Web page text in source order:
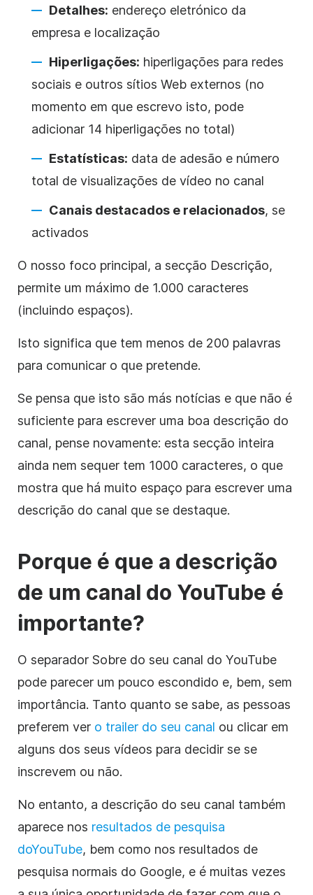
Detalhes: endereço eletrónico da
empresa e localização
Hiperligações: hiperligações para redes
sociais e outros sítios Web externos (no
momento em que escrevo isto, pode
adicionar 14 hiperligações no total)
Estatísticas: data de adesão e número
total de visualizações de vídeo no canal
Canais destacados e relacionados, se
activados
O nosso foco principal, a secção Descrição,
permite um máximo de 1.000 caracteres
(incluindo espaços).
Isto significa que tem menos de 200 palavras
para comunicar o que pretende.
Se pensa que isto são más notícias e que não é
suficiente para escrever uma boa descrição do
canal, pense novamente: esta secção inteira
ainda nem sequer tem 1000 caracteres, o que
mostra que há muito espaço para escrever uma
descrição do canal que se destaque.
Porque é que a descrição
de um canal do YouTube é
importante?
O separador Sobre do seu canal do YouTube
pode parecer um pouco escondido e, bem, sem
importância. Tanto quanto se sabe, as pessoas
preferem ver o trailer do seu canal ou clicar em
alguns dos seus vídeos para decidir se se
inscrevem ou não.
No entanto, a descrição do seu canal também
aparece nos resultados de pesquisa
doYouTube, bem como nos resultados de
pesquisa normais do Google, e é muitas vezes